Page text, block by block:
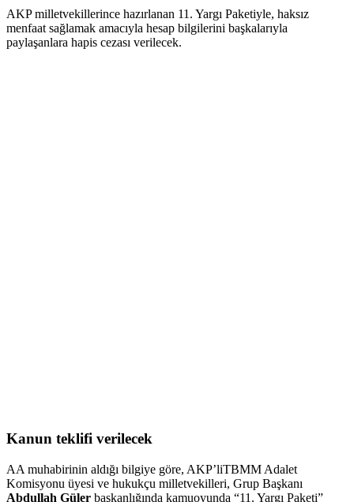
AKP milletvekillerince hazırlanan 11. Yargı Paketiyle, haksız
menfaat sağlamak amacıyla hesap bilgilerini başkalarıyla
paylaşanlara hapis cezası verilecek.
Kanun teklifi verilecek
AA muhabirinin aldığı bilgiye göre, AKP’liTBMM Adalet
Komisyonu üyesi ve hukukçu milletvekilleri, Grup Başkanı
Abdullah Güler başkanlığında kamuoyunda “11. Yargı Paketi”